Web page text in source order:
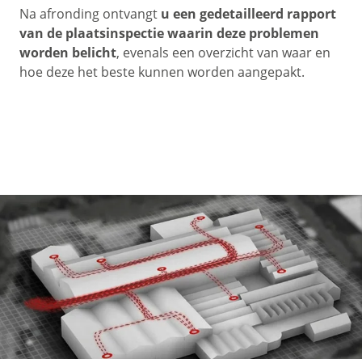
Na afronding ontvangt u een gedetailleerd rapport
van de plaatsinspectie waarin deze problemen
worden belicht, evenals een overzicht van waar en
hoe deze het beste kunnen worden aangepakt.